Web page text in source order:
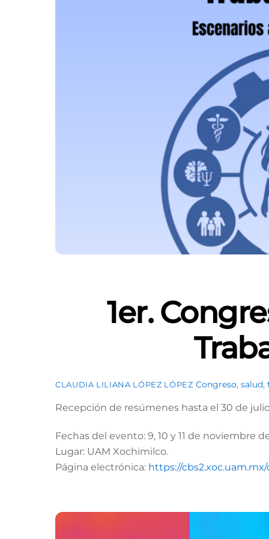
1er.
CLAUDIA LILIANA LÓPEZ LÓPEZ Congreso, salud,
Recepción de resúmenes hasta el 30 de
Fechas del evento: 9, 10 y 11 de noviembre
Lugar: UAM Xochimilco.
Página electrónica: https://